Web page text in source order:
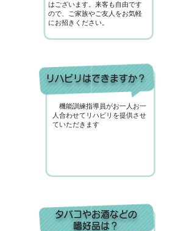
リハビリはできますか？
タバコやお酒などの
嗜好品は？
はございます。来客も自由です
ので、ご家族やご友人をお気軽
にお招きください。
機能訓練指導員がお一人お一
人合わせてリハビリを提供させ
ていただきます